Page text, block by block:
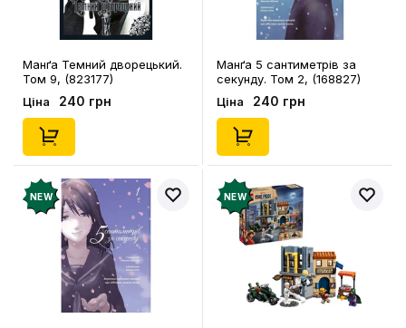
Манґа Темний дворецький.
Том 9, (823177)
Ціна 240 грн
Манґа 5 сантиметрів за
секунду. Том 2, (168827)
Ціна 240 грн
NEW NEW